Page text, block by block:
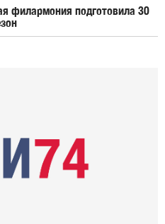
филармония подготовила 30